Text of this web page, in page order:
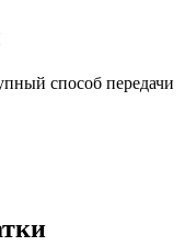
способ передачи